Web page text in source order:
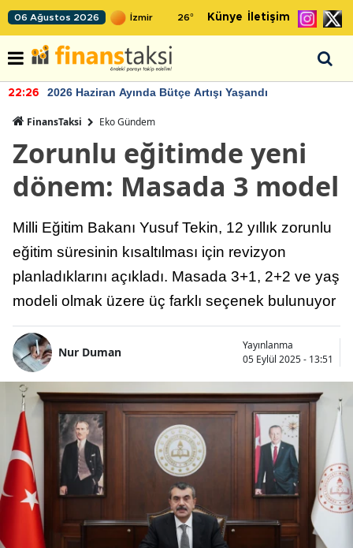
06 Ağustos 2026 26° Künye İletişim
22:26 2026 Haziran Ayında Bütçe Artışı Yaşandı
FinansTaksi Eko Gündem
Zorunlu eğitimde yeni
dönem: Masada 3 model
Milli Eğitim Bakanı Yusuf Tekin, 12 yıllık zorunlu
eğitim süresinin kısaltılması için revizyon
planladıklarını açıkladı. Masada 3+1, 2+2 ve yaş
modeli olmak üzere üç farklı seçenek bulunuyor
Nur Duman
Yayınlanma
05 Eylül 2025 - 13:51